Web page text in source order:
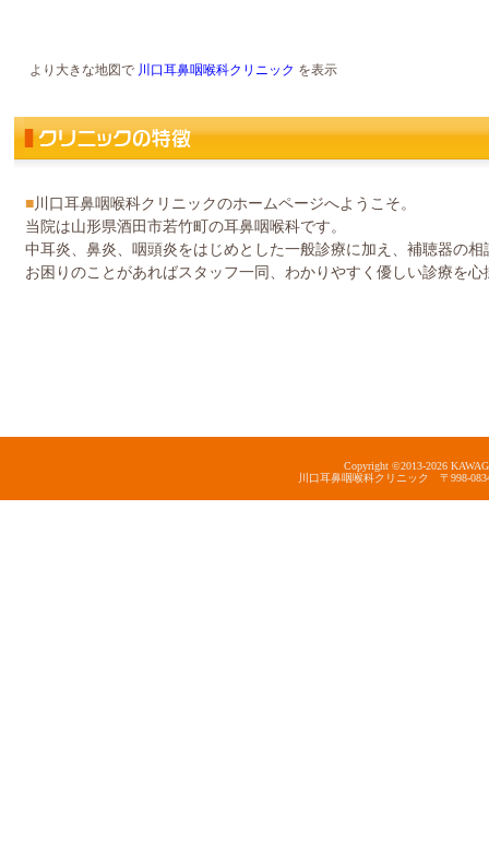
より大きな地図で 川口耳鼻咽喉科クリニック を表示
■川口耳鼻咽喉科クリニックのホームページへようこそ。
当院は山形県酒田市若竹町の耳鼻咽喉科です。
中耳炎、鼻炎、咽頭炎をはじめとした一般診療に加え、補聴器の
お困りのことがあればスタッフ一同、わかりやすく優しい診療を
Copyright ©2013-2026
川口耳鼻咽喉科クリニック 〒998-